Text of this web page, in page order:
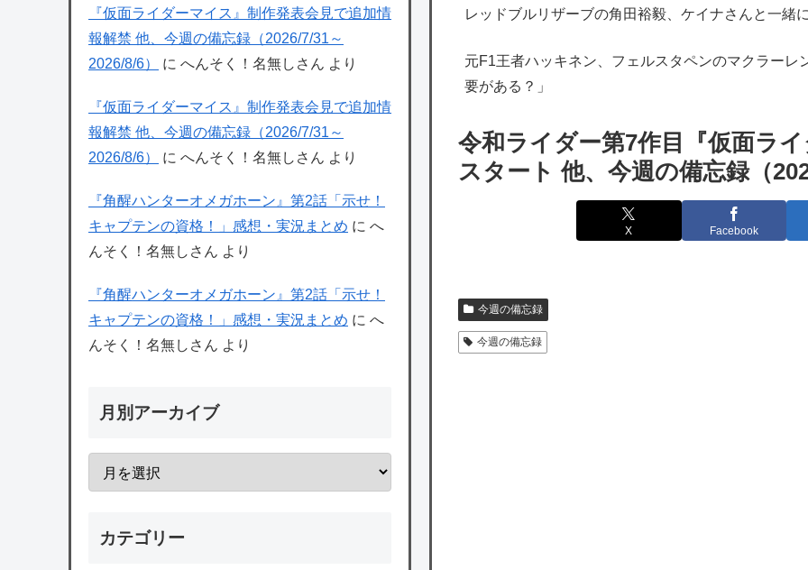
出たあの親日経営者に海外が大騒ぎ
海外「勘弁して！」米国人が最も恐れる日本
の為替介入再びで海外が大騒ぎ
のは韓国人である理由がこちら…」→「日本
も感謝してるらしい…（ﾌﾞﾙﾌﾞﾙ」＝韓国の反
海外「日本よ、お前がナンバーワンだ」 熊
★【ワートリ】細かい情報まで含めて構成さ
れたキャラの掛け合いだからなぁ（約100人）
レッドブルリザーブの角田裕毅、ケイナさんと一緒
元F1王者ハッキネン、フェルスタペンのマクラー
要がある？」
令和ライダー第7作目『仮面ラ
スタート 他、今週の備忘録（
X Facebook
今週の備忘録
今週の備忘録
『仮面ライダーマイス』制作発表会見で追加情
報解禁 他、今週の備忘録（2026/7/31～
2026/8/6）
に へんそく！名無しさん より
『仮面ライダーマイス』制作発表会見で追加情
報解禁 他、今週の備忘録（2026/7/31～
2026/8/6）
に へんそく！名無しさん より
『角醒ハンターオメガホーン』第2話「示せ！
キャプテンの資格！」感想・実況まとめ に へ
んそく！名無しさん より
『角醒ハンターオメガホーン』第2話「示せ！
キャプテンの資格！」感想・実況まとめ に へ
んそく！名無しさん より
月別アーカイブ
カテゴリー